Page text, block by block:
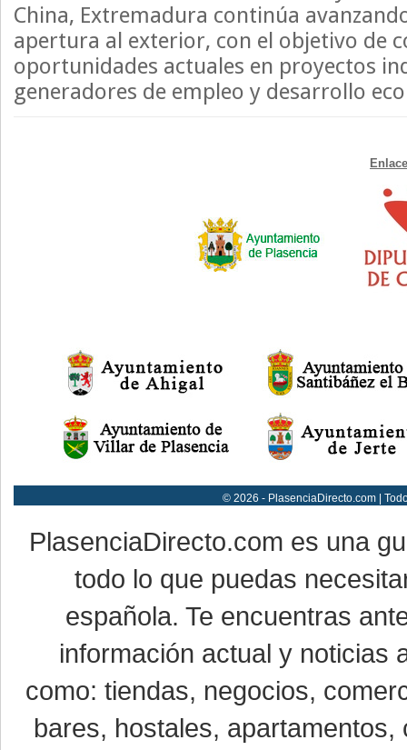
China, Extremadura continúa
apertura al exterior, con el objetivo de
oportunidades actuales en proyectos
generadores de empleo y desarrollo
© 2026 - PlasenciaDirecto.com |
PlasenciaDirecto.com es una
todo lo que puedas
española. Te encuentras
información actual y noticias
como: tiendas, negocios,
bares, hostales,